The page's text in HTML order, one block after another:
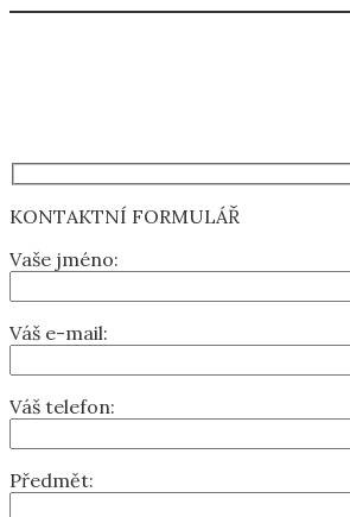
KONTAKTNÍ FORMULÁŘ
Vaše jméno:
Váš e-mail:
Váš telefon:
Předmět: